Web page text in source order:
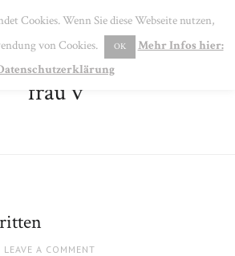
frau v
LEAVE A COMMENT
Cookies. Wenn Sie diese Webseite nutzen,
von Cookies.
OK
Mehr Infos hier: